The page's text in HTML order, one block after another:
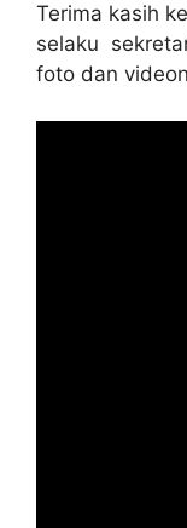
Terima kasih
selaku
foto dan